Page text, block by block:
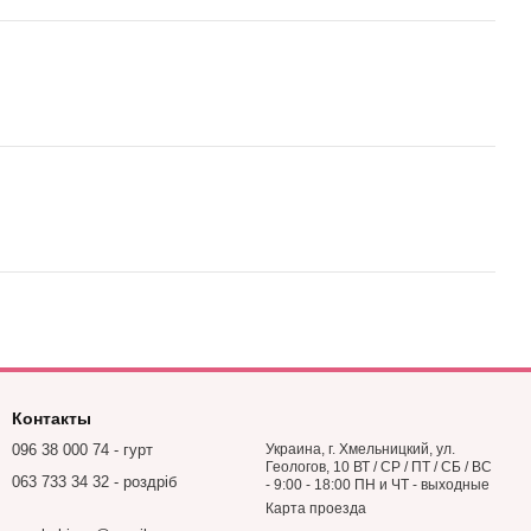
Контакты
096 38 000 74 - гурт
063 733 34 32 - роздріб
Украина, г. Хмельницкий, ул.
Геологов, 10 ВТ / СР / ПТ / СБ / ВС
- 9:00 - 18:00 ПН и ЧТ - выходные
Карта проезда